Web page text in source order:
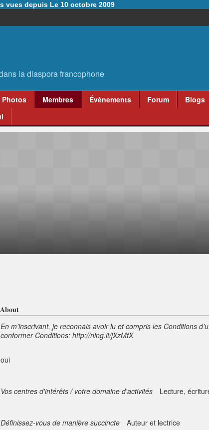
vues depuis Le 10 octobre 2009
Photos Membres Évènements Forum Blogs
About
En m'inscrivant, je reconnais avoir lu et compris les Conditions
conformer Conditions: http://ning.it/jXzMfX
oui
Vos centres d'intérêts / votre domaine d'activités Lecture,
Définissez-vous de manière succincte Auteur et lectrice